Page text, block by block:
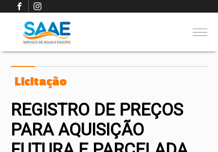
Licitação
REGISTRO DE PREÇOS
PARA AQUISIÇÃO